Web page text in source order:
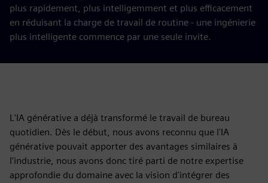
plus rapidement, plus intelligemment et plus efficacement
en réduisant la charge de travail de routine - une ingénierie
plus intelligente commence par une seule invite.
L'IA générative a déjà transformé le travail de bureau
quotidien. Dès le début, nous avons reconnu que l'IA
générative pouvait apporter des avantages similaires à
l'industrie, nous avons donc tiré parti de notre expertise
approfondie du domaine avec la vision d'intégrer des